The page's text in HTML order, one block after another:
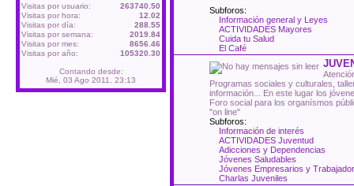
Visitas por usuario:
263740.50
Visitas por hora:
12.02
Visitas por día:
288.55
Visitas por semana:
2019.84
Visitas por mes:
8656.46
Visitas por año:
105320.30
Contando desde:
Mié, 03 Ago 2011, 23:13
Subforos:
Información general y Leyes
ACTIVIDADES Mayores
Cuida tu Salud
El Café
Programas sociales y culturales,
información... En este lugar los
Foro social para los organísmos
"on line"
Subforos:
Información de interés
ACTIVIDADES Juventud
Adicciones y Dependencias
Jóvenes Saludables
Jóvenes Empresarios y
Charlas Juveniles